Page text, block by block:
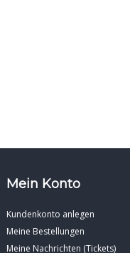
Mein Konto
Kundenkonto anlegen
Meine Bestellungen
Meine Nachrichten (Tickets)